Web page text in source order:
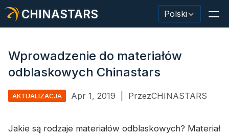
CHINASTARS Polski
Odzież ochronna
Wprowadzenie do materiałów
odblaskowych Chinastars
AKTUALIZACJA Apr 1, 2019 PrzezCHINASTARS
Jakie są rodzaje materiałów odblaskowych? Materiał